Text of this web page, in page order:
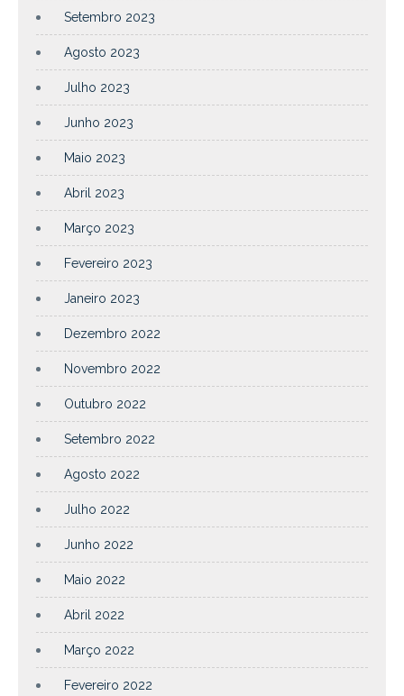
Setembro 2023
Agosto 2023
Julho 2023
Junho 2023
Maio 2023
Abril 2023
Março 2023
Fevereiro 2023
Janeiro 2023
Dezembro 2022
Novembro 2022
Outubro 2022
Setembro 2022
Agosto 2022
Julho 2022
Junho 2022
Maio 2022
Abril 2022
Março 2022
Fevereiro 2022